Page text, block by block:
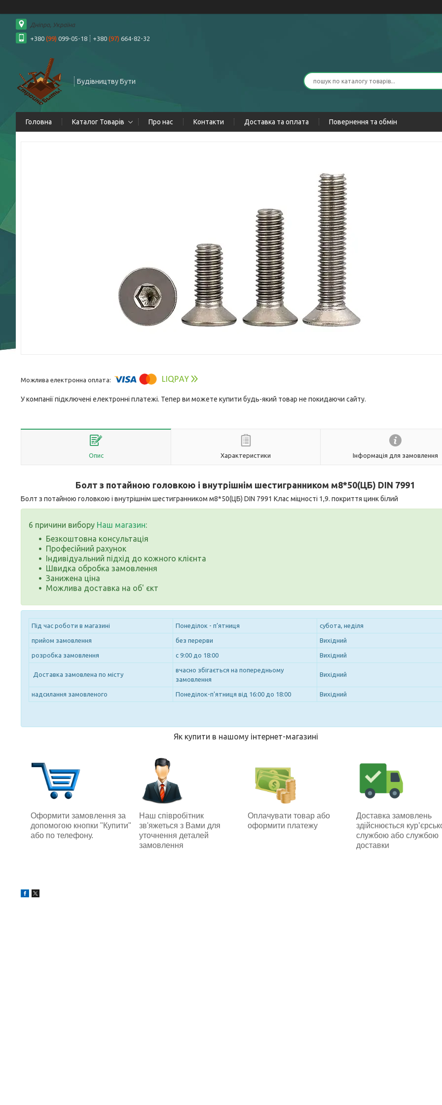
Дніпро, Україна
+380 (99) 099-05-18 +380 (97) 664-82-32
Будівництву Бути
Головна Каталог Товарів Про нас Контакти Доставка та оплата Повернення та обмін
У компанії підключені електронні платежі. Тепер ви можете купити будь-який товар не покидаючи сайту.
Опис Характеристики Інформація для замовлення
Болт з потайною головкою і внутрішнім шестигранником м8*50(ЦБ) DIN 7991
Болт з потайною головкою і внутрішнім шестигранником м8*50(ЦБ) DIN 7991 Клас міцності 1,9. покриття цинк білий
6 причини вибору Наш магазин:
Безкоштовна консультація
Професійний рахунок
Індивідуальний підхід до кожного клієнта
Швидка обробка замовлення
Занижена ціна
Можлива доставка на об' єкт
Під час роботи в магазині Понеділок - п’ятниця субота, неділя
прийом замовлення без перерви Вихідний
розробка замовлення с 9:00 до 18:00 Вихідний
Доставка замовлена по місту
вчасно збігається на попередньому
замовлення
Вихідний
надсилання замовленого Понеділок-п'ятниця від 16:00 до 18:00 Вихідний
Як купити в нашому інтернет-магазині
Оформити замовлення за
допомогою кнопки "Купити"
або по телефону.
Наш співробітник
зв'яжеться з Вами для
уточнення деталей
замовлення
Оплачувати товар або
оформити платежу
Доставка замовлень
здійснюється
службою або службою
доставки